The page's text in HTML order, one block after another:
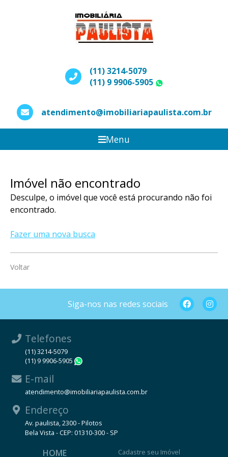
(11) 3214-5079
(11) 9 9906-5905
atendimento@imobiliariapaulista.com.br
Menu
Imóvel não encontrado
Desculpe, o imóvel que você está procurando não foi
encontrado.
Fazer uma nova busca
Voltar
Siga-nos nas redes sociais
Telefones
(11) 3214-5079
(11) 9 9906-5905
E-mail
atendimento@imobiliariapaulista.com.br
Endereço
Av. paulista, 2300 - Pilotos
Bela Vista - CEP: 01310-300 - SP
HOME Cadastre seu Imóvel